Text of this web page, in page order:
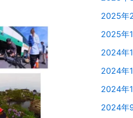
2025年
2025年
2024年
2024年
2024年
2024年